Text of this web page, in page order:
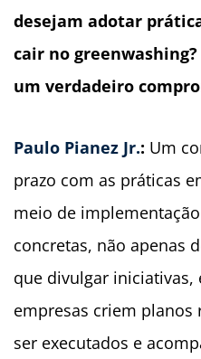
desejam adotar
cair no
um verdadeiro
Paulo Pianez Jr.: Um
prazo com as práticas
meio de
concretas, não apenas
que divulgar iniciativas,
empresas criem planos
ser executados e